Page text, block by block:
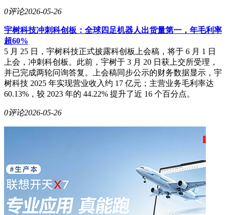
0评论2026-05-26
宇树科技冲刺科创板：全球四足机器人出货量第一，年毛利率
超60%
5 月 25 日，宇树科技正式披露科创板上会稿，将于 6 月 1 日
上会，冲刺科创板。此前，宇树于 3 月 20 日获上交所受理，
并已完成两轮问询答复。上会稿同步公示的财务数据显示，宇
树科技 2025 年实现营业收入约 17 亿元；主营业务毛利率达
60.13%，较 2023 年的 44.22% 提升了近 16 个百分点。
0评论2026-05-26